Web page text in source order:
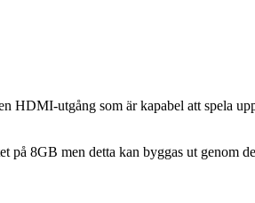
HDMI-utgång som är kapabel att spela
på 8GB men detta kan byggas ut genom